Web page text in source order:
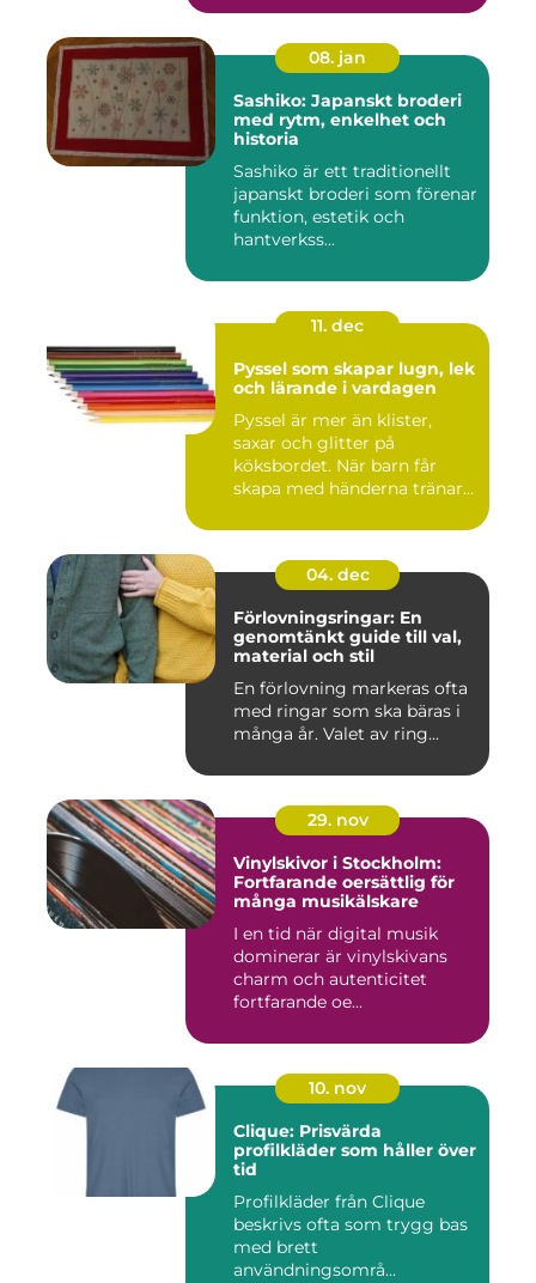
08. jan
Sashiko: Japanskt broderi
med rytm, enkelhet och
historia
Sashiko är ett traditionellt
japanskt broderi som förenar
funktion, estetik och
hantverkss...
11. dec
Pyssel som skapar lugn, lek
och lärande i vardagen
Pyssel är mer än klister,
saxar och glitter på
köksbordet. När barn får
skapa med händerna tränar
04. dec
Förlovningsringar: En
genomtänkt guide till val,
material och stil
En förlovning markeras ofta
med ringar som ska bäras i
många år. Valet av ring...
29. nov
Vinylskivor i Stockholm:
Fortfarande oersättlig för
många musikälskare
I en tid när digital musik
dominerar är vinylskivans
charm och autenticitet
fortfarande oe...
10. nov
Clique: Prisvärda
profilkläder som håller över
tid
Profilkläder från Clique
beskrivs ofta som trygg bas
med brett
användningsområ...